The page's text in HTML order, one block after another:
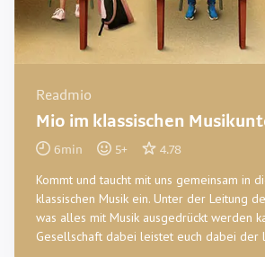
Readmio
Mio im klassischen
6min 5+ 4.78
Kommt und taucht mit uns gemeinsam in
klassischen Musik ein. Unter der Leitung
was alles mit Musik ausgedrückt werden
Gesellschaft dabei leistet euch dabei der